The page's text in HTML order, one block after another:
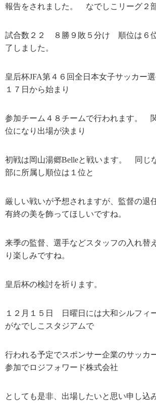
報告をされました。 なでしこリーグ２
試合数２２ ８勝９敗５分け 順位は６
了しました。
皇后杯JFA第４６回全日本女子サッカー
１７日から始まり
参加チーム４８チームで行われます。
位になり出場が決まり
初戦は岡山湯郷Belleと戦います。 同じ
部に所属し順位は１位と
厳しい戦いが予想されますが、監督の退
有終の美を飾ってほしいですね。
来季の監督、選手などスタッフの入れ替
り楽しみですね。
皇后杯の検討を祈ります。
１２月１５日 日曜日には大和シルフィ
がなでしこスタジアムで
行われる予定でスポンサー企業のサッカ
参加でロジフォワード株式会社
としても是非、出場したいと思い申し